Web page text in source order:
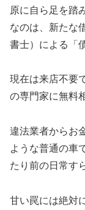
原に自ら足を踏
なのは、新たな
書士）による「
現在は来店不要
の専門家に無料
違法業者からお
ような普通の車
たり前の日常す
甘い罠には絶対